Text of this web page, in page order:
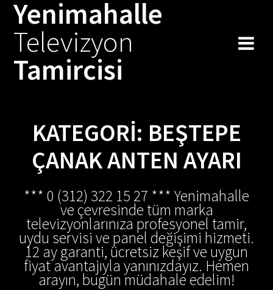
Skip
to
Yenimahalle
Televizyon
Tamircisi
KATEGORI: BEŞTEPE
ÇANAK ANTEN AYARI
*** 0 (312) 322 15 27 *** Yenimahalle
ve çevresinde tüm marka
televizyonlarınıza profesyonel tamir,
uydu servisi ve panel değişimi hizmeti.
12 ay garanti, ücretsiz keşif ve uygun
fiyat avantajıyla yanınızdayız. Hemen
arayın, bugün müdahale edelim!